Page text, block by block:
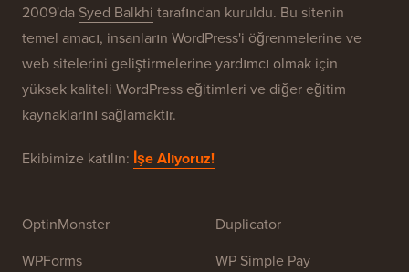
2009'da Syed Balkhi tarafından kuruldu. Bu sitenin
temel amacı, insanların WordPress'i öğrenmelerine ve
web sitelerini geliştirmelerine yardımcı olmak için
yüksek kaliteli WordPress eğitimleri ve diğer eğitim
kaynaklarını sağlamaktır.
Ekibimize katılın: İşe Alıyoruz!
OptinMonster
WPForms
Duplicator
WP Simple Pay